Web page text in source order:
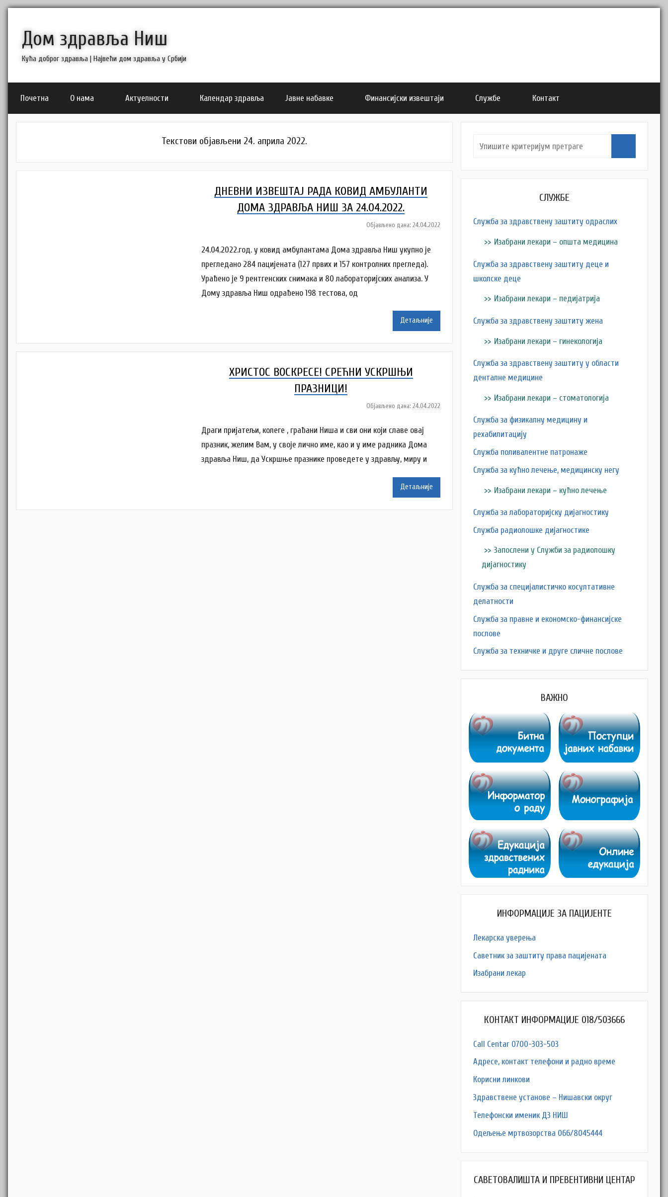
contentДом здравља Ниш
Кућа доброг здравља | Највећи дом здравља у Србији
Почетна О нама Актуелности Календар здравља Јавне набавке Финансијски извештаји Службе Контакт
Текстови објављени 24. априла 2022.
ДНЕВНИ ИЗВЕШТАЈ РАДА КОВИД АМБУЛАНTИ
ДОМА ЗДРАВЉА НИШ ЗА 24.04.2022.
Објављено дана:24.04.2022
Š
24.04.2022.год. у ковид амбулантама Дома здравља Ниш укупно је
прегледанo 284 пацијенaтa (127 првих и 157 контролних прегледа).
Урађено је 9 рентгенских снимака и 80 лабораторијских анализa. У
Дому здравља Ниш одрађенo 198 тестова, од
Детаљније
ХРИСТОС ВОСКРЕСЕ! СРЕЋНИ УСКРШЊИ
ПРАЗНИЦИ!
Објављено дана:24.04.2022
š
Драги пријатељи, колеге , грађани Ниша и сви они који славе овај
празник, желим Вам, у своје лично име, као и у име радника Дома
здравља Ниш, да Ускршње празнике проведете у здрављу, миру и
Детаљније
СЛУЖБЕ
Служба за здравствену заштиту одраслих
Изабрани лекари – општа медицина
Служба за здравствену заштиту деце и
школске деце
Изабрани лекари – педијатрија
Служба за здравствену заштиту жена
Изабрани лекари – гинекологија
Служба за здравствену заштиту у области
денталне медицине
Изабрани лекари – стоматологија
Служба за физикалну медицину и
рехабилитацију
Служба поливалентне патронаже
Служба за кућно лечење, медицинску негу
Изабрани лекари – кућно лечење
Служба за лабораторијску дијагностику
Служба радиолошке дијагностике
Запослени у Служби за радиолошку
дијагностику
Служба за специјалистичко косултативне
делатности
Служба за правне и економско-финансијске
послове
Служба за техничке и друге сличне послове
ВАЖНО
ИНФОРМАЦИЈЕ ЗА ПАЦИЈЕНТЕ
Лекарска уверења
Саветник за заштиту права пацијената
Изабрани лекар
КОНТАКТ ИНФОРМАЦИЈЕ 018/503666
Call Centar 0700-303-503
Адресe, контакт телефони и радно време
Корисни линкови
Здравствене установе – Нишавски округ
Телефонски именик ДЗ НИШ
Одељење мртвозорства 066/8045444
САВЕТОВАЛИШТА И ПРЕВЕНТИВНИ ЦЕНТАР